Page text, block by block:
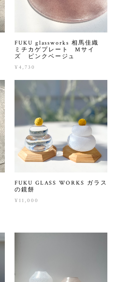
FUKU glassworks 相馬佳織
ミチカゲプレート Mサイ
ズ ピンクベージュ
¥4,730
FUKU GLASS WORKS ガラス
の鏡餅
¥11,000